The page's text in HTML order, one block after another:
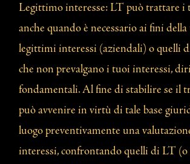
Legittimo interesse: LT può trattare i
anche quando è necessario ai fini
legittimi interessi (aziendali) o quelli
che non prevalgano i tuoi interessi,
fondamentali. Al fine di stabilire se il
può avvenire in virtù di tale base
luogo preventivamente una
interessi, confrontando quelli di LT